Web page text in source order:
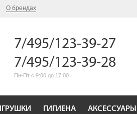
О брендах
7/495/123-39-27
7/495/123-39-28
Пн-Пт с 9:00 до 17:00
ГИГИЕНА